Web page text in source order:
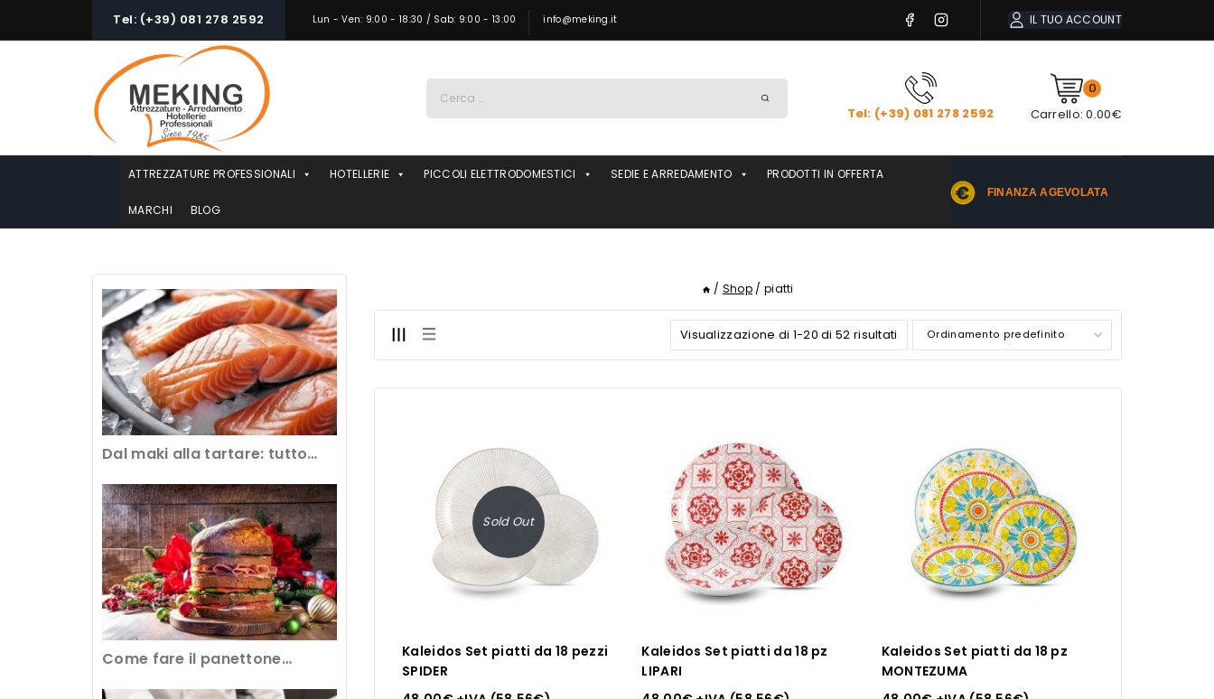
Tel: (+39) 081 278 2592 Lun - Ven: 9:00 - 18:30 / Sab: 9:00 - 13:00 info@meking.it IL TUO ACCOUNT
per:
Tel: (+39) 081 278 2592
0
Carrello: 0.00€
ATTREZZATURE PROFESSIONALI HOTELLERIE PICCOLI ELETTRODOMESTICI SEDIE E ARREDAMENTO PRODOTTI IN OFFERTA
MARCHI BLOG
FINANZA AGEVOLATA
/ Shop / piatti
Visualizzazione di 1-20 di 52 risultati
Sold Out
Kaleidos Set piatti da 18 pezzi
SPIDER
Kaleidos Set piatti da 18 pz
LIPARI
Kaleidos Set piatti da 18 pz
MONTEZUMA
Dal maki alla tartare: tutto
crudo al ristorante
Come fare il panettone